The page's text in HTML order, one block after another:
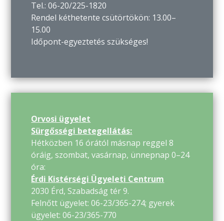
Tel.: 06-20/225-1820
Rendel kéthetente csütörtökön: 13.00–
15.00
Időpont-egyeztetés szükséges!
Orvosi ügyelet
Sürgősségi betegellátás:
Hétközben 16 órától másnap reggel 8
óráig, szombat, vasárnap, ünnepnap 0–24
óra:
Érdi Kistérségi Ügyeleti Centrum
2030 Érd, Szabadság tér 9.
Felnőtt ügyelet: 06-23/365-274; gyerek
ügyelet: 06-23/365-770